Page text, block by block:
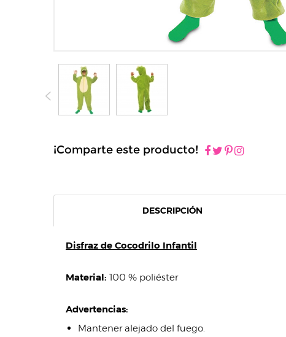
¡Comparte este producto!
DESCRIPCIÓN
Disfraz de Cocodrilo Infantil
Material: 100 % poliéster
Advertencias:
Mantener alejado del fuego.